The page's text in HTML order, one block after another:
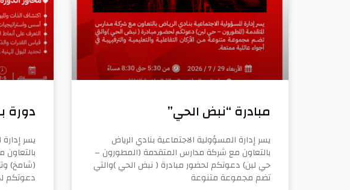
مبادرة “نبض الحي”
يسر إدارة المسؤولية الاجتماعية بنادي الرياض
بالتعاون مع شركة مدارس المتقدمة (المطورون –
حي لبن) دعوتكم لحضور مبادرة ( نبض الحي )والتي
تضم مجموعة متنوعة
دورة
يسر
(شامخ)
دعوتكم